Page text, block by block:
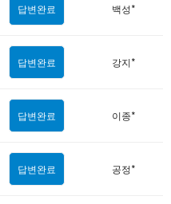
답변완료 백성*
답변완료 강지*
답변완료 이종*
답변완료 공정*